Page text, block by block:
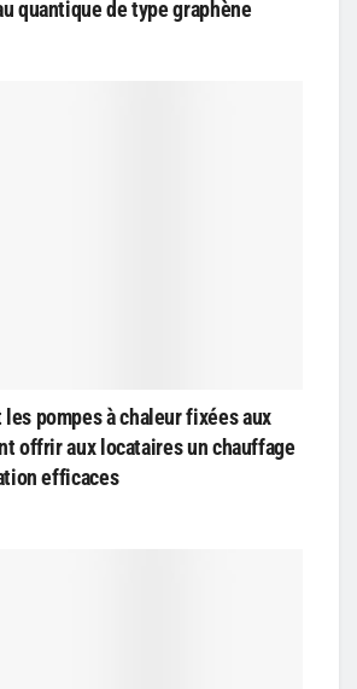
quantique de type graphène
les pompes à chaleur fixées aux
offrir aux locataires un chauffage
efficaces